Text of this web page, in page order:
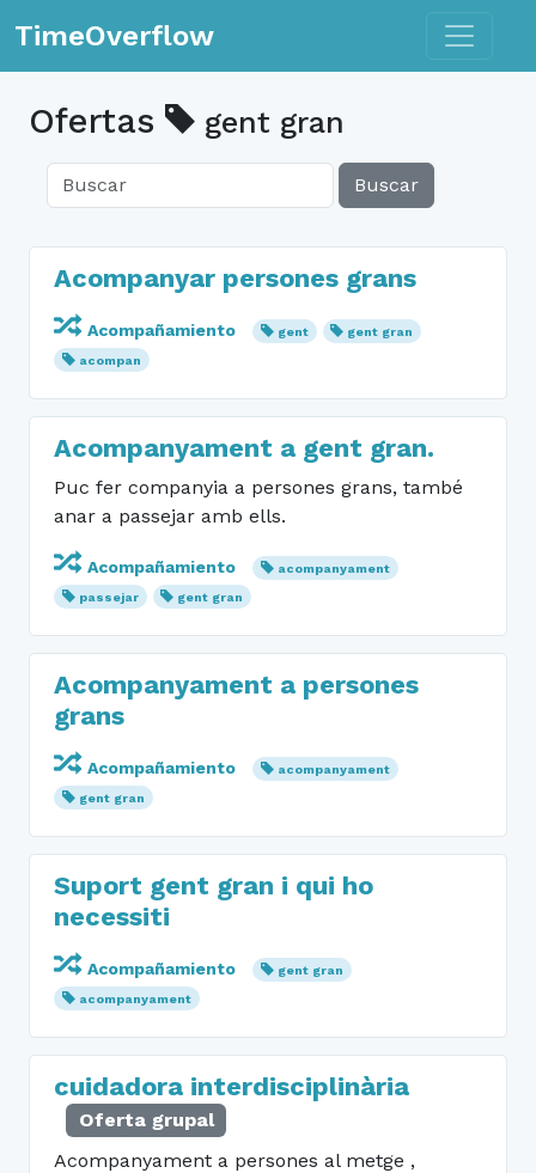
TimeOverflow Toggle
Ofertas gent gran
Buscar
Acompanyar persones grans
Acompañamiento gent
gent gran
acompan
Acompanyament a gent gran.
Puc fer companyia a persones grans, també
anar a passejar amb ells.
Acompañamiento
acompanyament
passejar
gent gran
Acompanyament a persones
grans
Acompañamiento
acompanyament
gent gran
Suport gent gran i qui ho
necessiti
Acompañamiento
gent gran
acompanyament
cuidadora interdisciplinària
Oferta grupal
Acompanyament a persones al metge ,